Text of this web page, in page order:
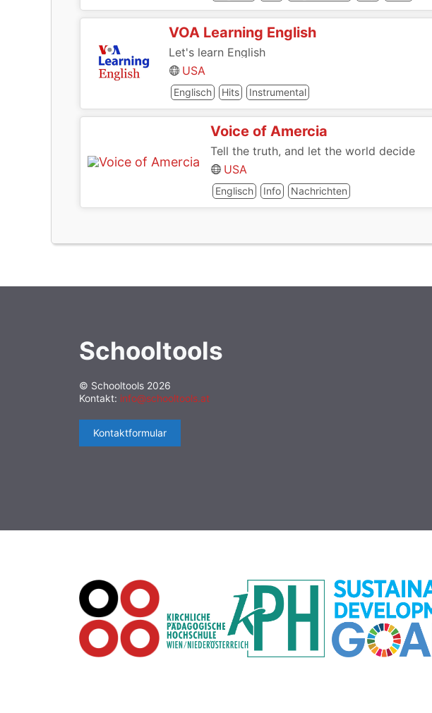
VOA Learning English
Let's learn English
USA
Englisch Hits Instrumental
Voice of Amercia
Tell the truth, and let the world decide
USA
Englisch Info Nachrichten
Schooltools
© Schooltools 2026
Kontakt: info@schooltools.at
Kontaktformular